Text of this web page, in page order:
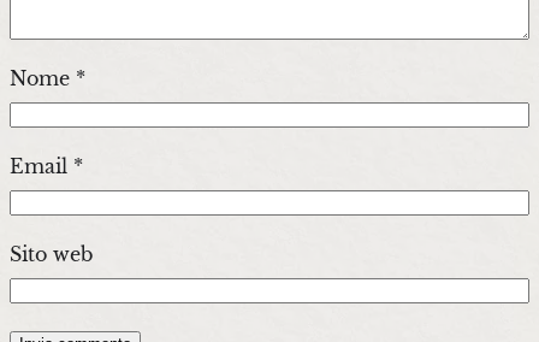
Nome *
Email *
Sito web